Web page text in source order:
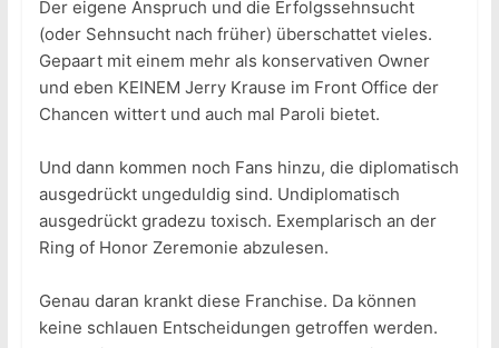
Der eigene Anspruch und die Erfolgssehnsucht
(oder Sehnsucht nach früher) überschattet vieles.
Gepaart mit einem mehr als konservativen Owner
und eben KEINEM Jerry Krause im Front Office der
Chancen wittert und auch mal Paroli bietet.
Und dann kommen noch Fans hinzu, die diplomatisch
ausgedrückt ungeduldig sind. Undiplomatisch
ausgedrückt gradezu toxisch. Exemplarisch an der
Ring of Honor Zeremonie abzulesen.
Genau daran krankt diese Franchise. Da können
keine schlauen Entscheidungen getroffen werden.